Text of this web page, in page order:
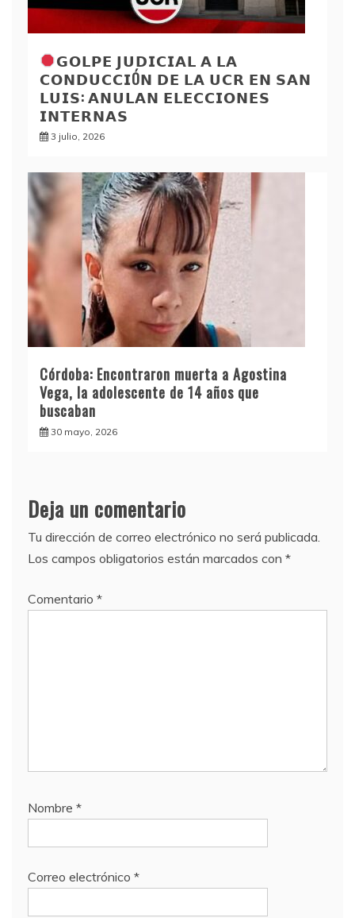
𝗚𝗢𝗟𝗣𝗘 𝗝𝗨𝗗𝗜𝗖𝗜𝗔𝗟 𝗔 𝗟𝗔
𝗖𝗢𝗡𝗗𝗨𝗖𝗖𝗜Ó𝗡 𝗗𝗘 𝗟𝗔 𝗨𝗖𝗥 𝗘𝗡 𝗦𝗔𝗡
𝗟𝗨𝗜𝗦: 𝗔𝗡𝗨𝗟𝗔𝗡 𝗘𝗟𝗘𝗖𝗖𝗜𝗢𝗡𝗘𝗦
𝗜𝗡𝗧𝗘𝗥𝗡𝗔𝗦
3 julio, 2026
Córdoba: Encontraron muerta a Agostina
Vega, la adolescente de 14 años que
buscaban
30 mayo, 2026
Deja un comentario
Tu dirección de correo electrónico no será publicada.
Los campos obligatorios están marcados con *
Comentario *
Nombre *
Correo electrónico *